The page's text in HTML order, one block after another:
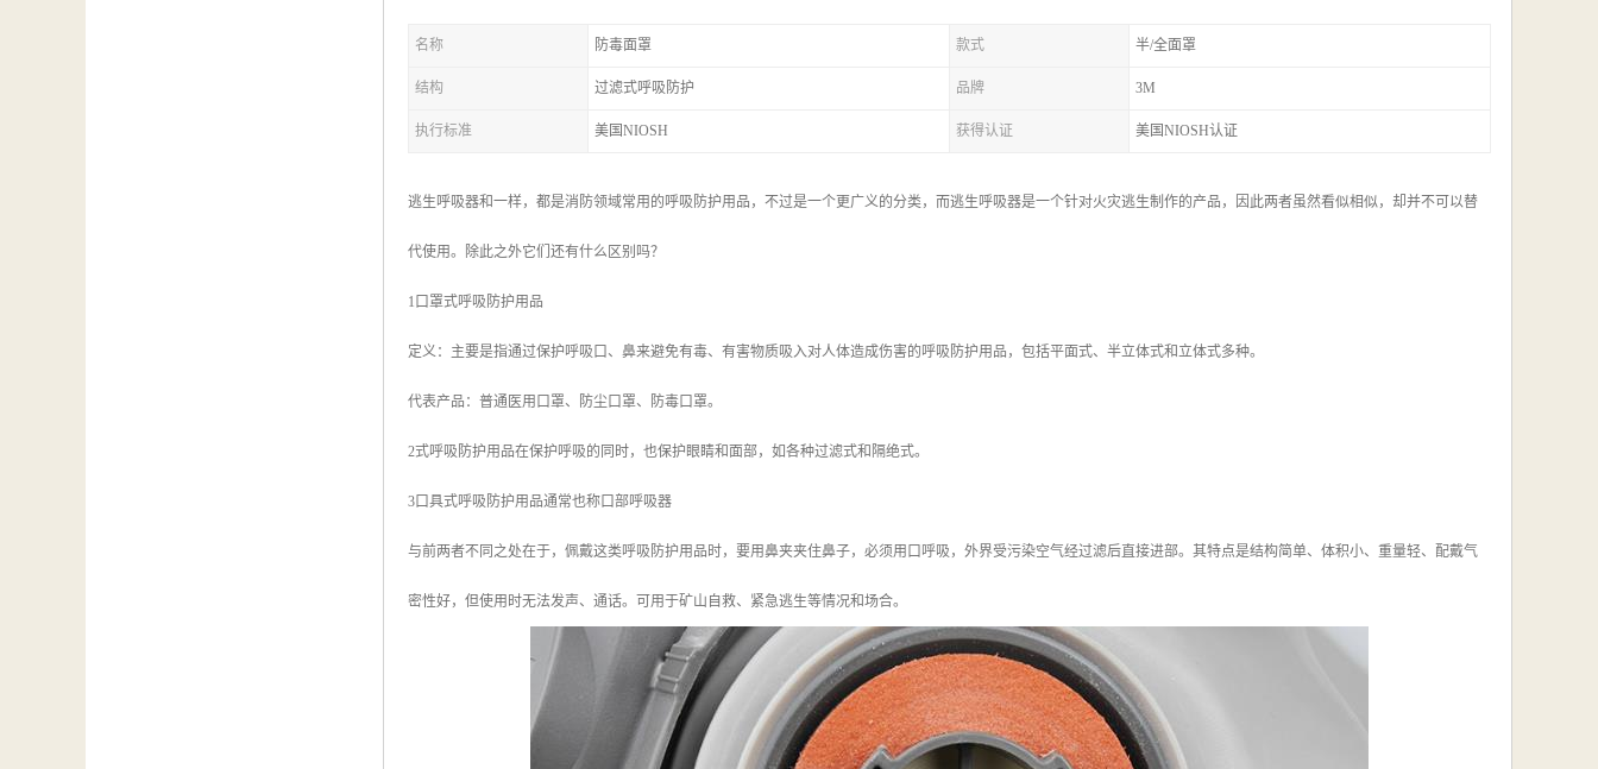
名称 防毒面罩 款式 半/全面罩
结构 过滤式呼吸防护 品牌 3M
执行标准 美国NIOSH 获得认证 美国NIOSH认证
逃生呼吸器和一样，都是消防领域常用的呼吸防护用品，不过是一个更广义的分类，而逃生呼吸器是一个针对火灾逃生制作的产品，因此两者虽然看似相似，却并不可以替
代使用。除此之外它们还有什么区别吗？
1口罩式呼吸防护用品
定义：主要是指通过保护呼吸口、鼻来避免有毒、有害物质吸入对人体造成伤害的呼吸防护用品，包括平面式、半立体式和立体式多种。
代表产品：普通医用口罩、防尘口罩、防毒口罩。
2式呼吸防护用品在保护呼吸的同时，也保护眼睛和面部，如各种过滤式和隔绝式。
3口具式呼吸防护用品通常也称口部呼吸器
与前两者不同之处在于，佩戴这类呼吸防护用品时，要用鼻夹夹住鼻子，必须用口呼吸，外界受污染空气经过滤后直接进部。其特点是结构简单、体积小、重量轻、配戴气
密性好，但使用时无法发声、通话。可用于矿山自救、紧急逃生等情况和场合。